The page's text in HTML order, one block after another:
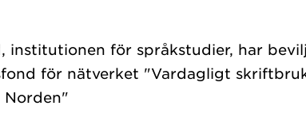
institutionen för språkstudier, har
för nätverket "Vardagligt